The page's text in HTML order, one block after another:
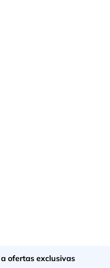
ofertas exclusivas